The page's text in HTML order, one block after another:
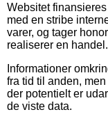
Websitet
med en stribe
varer, og tager
realiserer en handel.
Informationer
fra tid til anden,
der potentielt er
de viste data.